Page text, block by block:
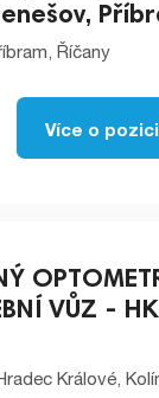
Říčany
Více o pozici
VŮZ -
Králové,